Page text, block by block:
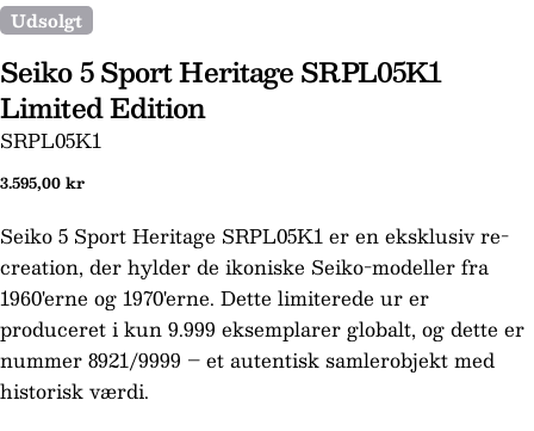
Udsolgt
Seiko 5 Sport Heritage SRPL05K1
Limited Edition
SKU:
SRPL05K1
Normal
3.595,00 kr
Seiko 5 Sport Heritage SRPL05K1 er en eksklusiv re-
creation, der hylder de ikoniske Seiko-modeller fra
1960'erne og 1970'erne. Dette limiterede ur er
produceret i kun 9.999 eksemplarer globalt, og dette er
nummer 8921/9999 – et autentisk samlerobjekt med
historisk værdi.